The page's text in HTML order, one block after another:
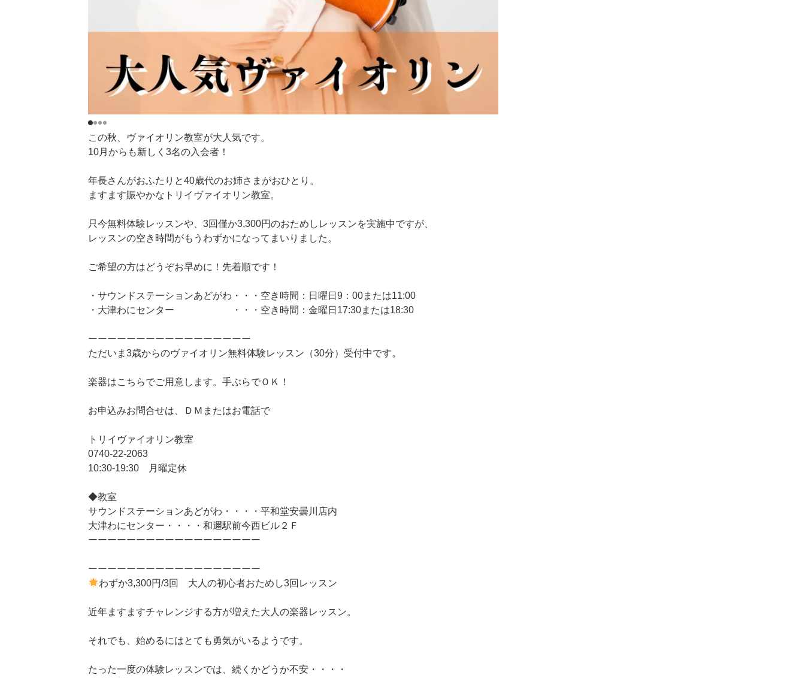
この秋、ヴァイオリン教室が大人気です。
10月からも新しく3名の入会者！
年長さんがおふたりと40歳代のお姉さまがおひとり。
ますます賑やかなトリイヴァイオリン教室。
只今無料体験レッスンや、3回僅か3,300円のおためしレッスンを実施中ですが、
レッスンの空き時間がもうわずかになってまいりました。
ご希望の方はどうぞお早めに！先着順です！
・サウンドステーションあどがわ・・・空き時間：日曜日9：00または11:00
・大津わにセンター ・・・空き時間：金曜日17:30または18:30
ーーーーーーーーーーーーーーーーー
ただいま3歳からのヴァイオリン無料体験レッスン（30分）受付中です。
楽器はこちらでご用意します。手ぶらでＯＫ！
お申込みお問合せは、ＤＭまたはお電話で
トリイヴァイオリン教室
0740-22-2063
10:30-19:30 月曜定休
◆教室
サウンドステーションあどがわ・・・・平和堂安曇川店内
大津わにセンター・・・・和邇駅前今西ビル２Ｆ
ーーーーーーーーーーーーーーーーーー
ーーーーーーーーーーーーーーーーーー
わずか3,300円/3回 大人の初心者おためし3回レッスン
近年ますますチャレンジする方が増えた大人の楽器レッスン。
それでも、始めるにはとても勇気がいるようです。
たった一度の体験レッスンでは、続くかどうか不安・・・・